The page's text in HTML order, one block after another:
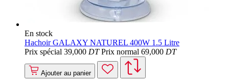
En stock
Hachoir GALAXY NATUREL 400W 1.5 Litre
Prix spécial 39,000 DT Prix normal 69,000 DT
Ajouter au panier